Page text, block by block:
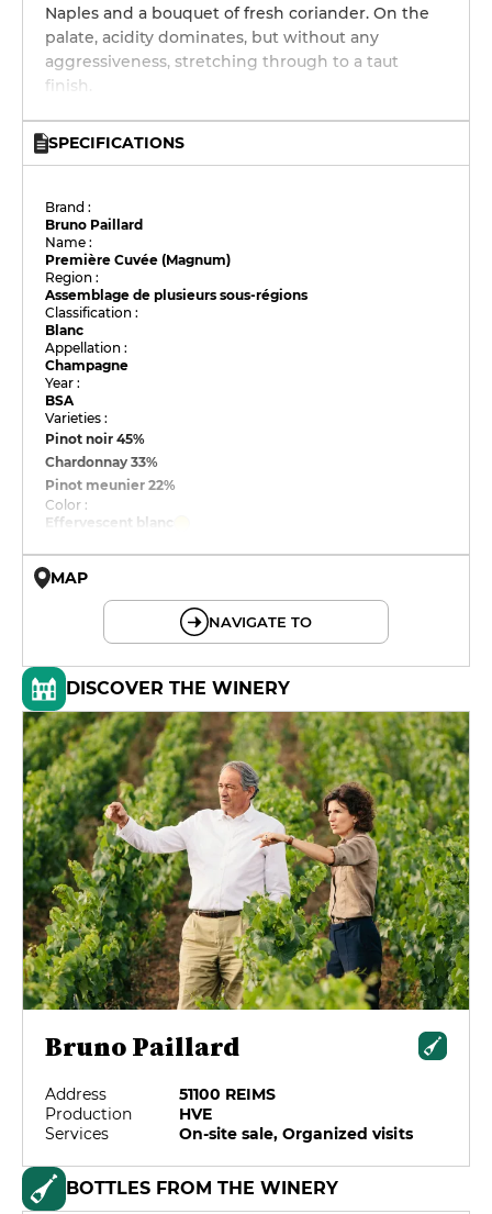
Naples and a bouquet of fresh coriander. On the
palate, acidity dominates, but without any
aggressiveness, stretching through to a taut
finish.
SPECIFICATIONS
Brand :
Bruno Paillard
Name :
Première Cuvée (Magnum)
Region :
Assemblage de plusieurs sous-régions
Classification :
Blanc
Appellation :
Champagne
Year :
BSA
Varieties :
Pinot noir45%
Chardonnay33%
Pinot meunier22%
Color :
Effervescent blanc
MAP
NAVIGATE TO
DISCOVER THE WINERY
Bruno Paillard
Address
51100 REIMS
Production
HVE
Services
On-site sale, Organized visits
BOTTLES FROM THE WINERY